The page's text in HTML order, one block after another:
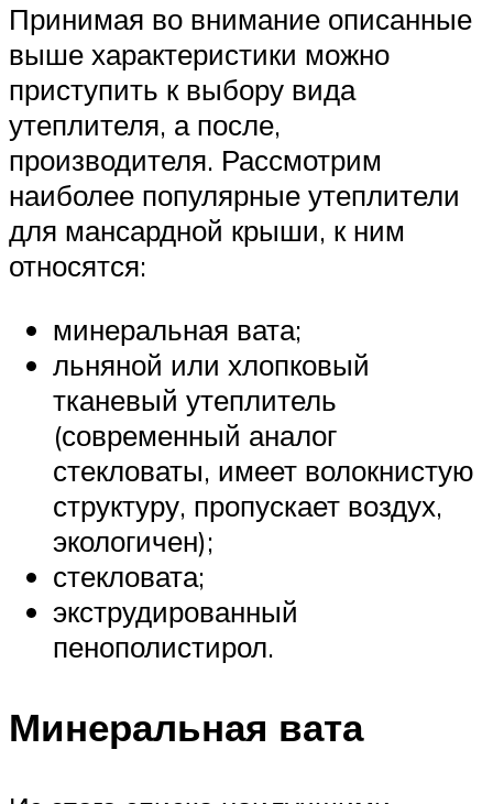
Принимая во внимание описанные
выше характеристики можно
приступить к выбору вида
утеплителя, а после,
производителя. Рассмотрим
наиболее популярные утеплители
для мансардной крыши, к ним
относятся:
минеральная вата;
льняной или хлопковый
тканевый утеплитель
(современный аналог
стекловаты, имеет волокнистую
структуру, пропускает воздух,
экологичен);
стекловата;
экструдированный
пенополистирол.
Минеральная вата